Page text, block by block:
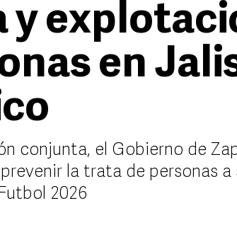
y
en
conjunta, el Gobierno de
prevenir la trata de personas
2026